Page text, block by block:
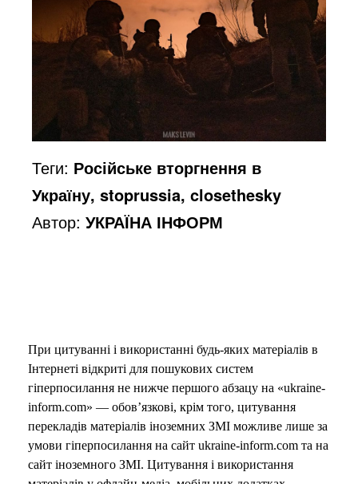
Теги: Російське вторгнення в
Україну, stoprussia, closethesky
Автор:УКРАЇНА ІНФОРМ
При цитуванні і використанні будь-яких матеріалів в
Інтернеті відкриті для пошукових систем
гіперпосилання не нижче першого абзацу на «ukraine-
inform.com» — обов’язкові, крім того, цитування
перекладів матеріалів іноземних ЗМІ можливе лише за
умови гіперпосилання на сайт ukraine-inform.com та на
сайт іноземного ЗМІ. Цитування і використання